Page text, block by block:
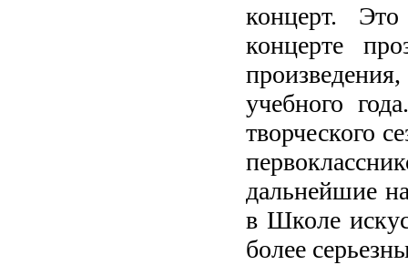
концерт.
концерте
учебного
творческого
дальнейшие
в Школе
более